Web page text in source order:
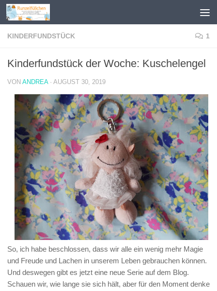
Zum Inhalt springen
KINDERFUNDSTÜCK 1
Kinderfundstück der Woche: Kuschelengel
VON ANDREA · AUGUST 30, 2019
So, ich habe beschlossen, dass wir alle ein wenig mehr Magie
und Freude und Lachen in unserem Leben gebrauchen können.
Und deswegen gibt es jetzt eine neue Serie auf dem Blog.
Schauen wir, wie lange sie sich hält, aber für den Moment denke